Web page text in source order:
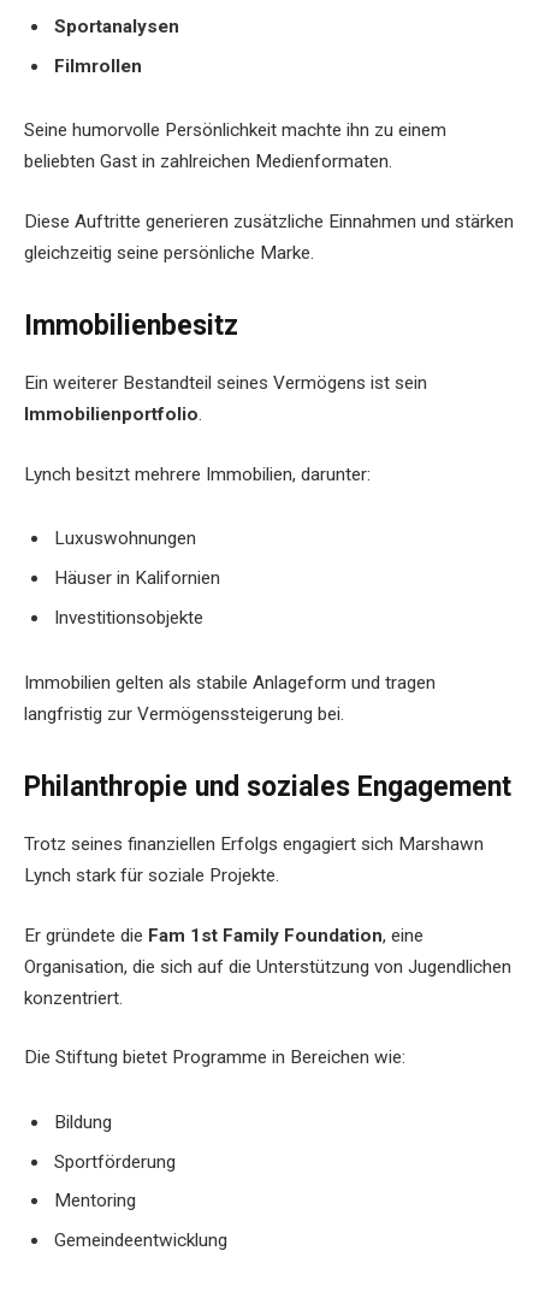
Sportanalysen
Filmrollen
Seine humorvolle Persönlichkeit machte ihn zu einem
beliebten Gast in zahlreichen Medienformaten.
Diese Auftritte generieren zusätzliche Einnahmen und stärken
gleichzeitig seine persönliche Marke.
Immobilienbesitz
Ein weiterer Bestandteil seines Vermögens ist sein
Immobilienportfolio.
Lynch besitzt mehrere Immobilien, darunter:
Luxuswohnungen
Häuser in Kalifornien
Investitionsobjekte
Immobilien gelten als stabile Anlageform und tragen
langfristig zur Vermögenssteigerung bei.
Philanthropie und soziales Engagement
Trotz seines finanziellen Erfolgs engagiert sich Marshawn
Lynch stark für soziale Projekte.
Er gründete die Fam 1st Family Foundation, eine
Organisation, die sich auf die Unterstützung von Jugendlichen
konzentriert.
Die Stiftung bietet Programme in Bereichen wie:
Bildung
Sportförderung
Mentoring
Gemeindeentwicklung